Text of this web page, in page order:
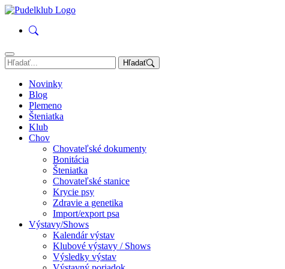
Hľadať
Novinky
Blog
Plemeno
Šteniatka
Klub
Chov
Chovateľské dokumenty
Bonitácia
Šteniatka
Chovateľské stanice
Krycie psy
Zdravie a genetika
Import/export psa
Výstavy/Shows
Kalendár výstav
Klubové výstavy / Shows
Výsledky výstav